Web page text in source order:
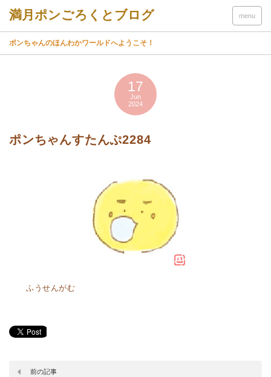
menu
ポンちゃんのほんわかワールドへようこそ！
17
Jun
2024
ポンちゃんすたんぷ2284
ふうせんがむ
前の記事